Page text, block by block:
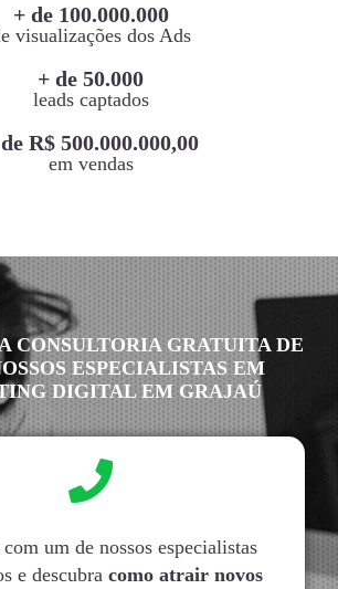
+ de 100.000.000
visualizações dos Ads
+ de 50.000
leads captados
R$ 500.000.000,00
em vendas
CONSULTORIA GRATUITA DE
ESPECIALISTAS EM
DIGITAL EM GRAJAÚ
um de nossos especialistas
e descubra como atrair novos